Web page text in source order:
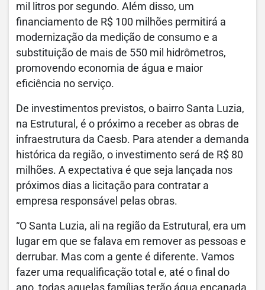
mil litros por segundo. Além disso, um
financiamento de R$ 100 milhões permitirá a
modernização da medição de consumo e a
substituição de mais de 550 mil hidrômetros,
promovendo economia de água e maior
eficiência no serviço.
De investimentos previstos, o bairro Santa Luzia,
na Estrutural, é o próximo a receber as obras de
infraestrutura da Caesb. Para atender a demanda
histórica da região, o investimento será de R$ 80
milhões. A expectativa é que seja lançada nos
próximos dias a licitação para contratar a
empresa responsável pelas obras.
“O Santa Luzia, ali na região da Estrutural, era um
lugar em que se falava em remover as pessoas e
derrubar. Mas com a gente é diferente. Vamos
fazer uma requalificação total e, até o final do